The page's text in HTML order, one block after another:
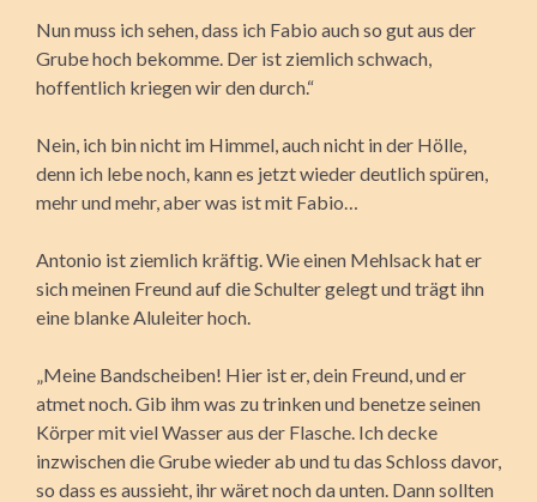
Nun muss ich sehen, dass ich Fabio auch so gut aus der
Grube hoch bekomme. Der ist ziemlich schwach,
hoffentlich kriegen wir den durch.“
Nein, ich bin nicht im Himmel, auch nicht in der Hölle,
denn ich lebe noch, kann es jetzt wieder deutlich spüren,
mehr und mehr, aber was ist mit Fabio…
Antonio ist ziemlich kräftig. Wie einen Mehlsack hat er
sich meinen Freund auf die Schulter gelegt und trägt ihn
eine blanke Aluleiter hoch.
„Meine Bandscheiben! Hier ist er, dein Freund, und er
atmet noch. Gib ihm was zu trinken und benetze seinen
Körper mit viel Wasser aus der Flasche. Ich decke
inzwischen die Grube wieder ab und tu das Schloss davor,
so dass es aussieht, ihr wäret noch da unten. Dann sollten